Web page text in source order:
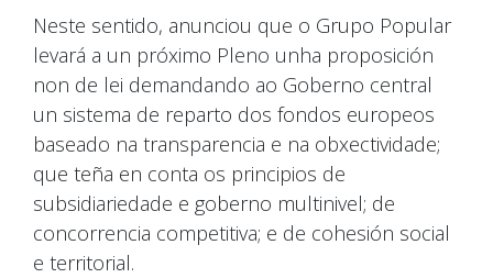
Neste sentido, anunciou que o Grupo Popular
levará a un próximo Pleno unha proposición
non de lei demandando ao Goberno central
un sistema de reparto dos fondos europeos
baseado na transparencia e na obxectividade;
que teña en conta os principios de
subsidiariedade e goberno multinivel; de
concorrencia competitiva; e de cohesión social
e territorial.